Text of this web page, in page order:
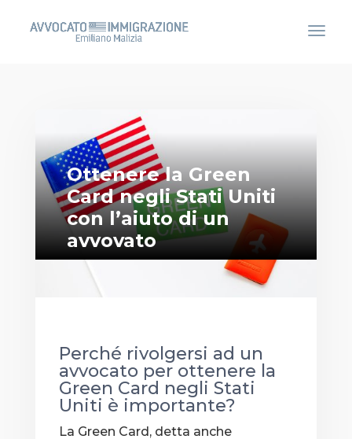
Ottenere la Green
Card negli Stati Uniti
con l’aiuto di un
avvovato
Perché rivolgersi ad un
avvocato per ottenere la
Green Card negli Stati
Uniti è importante?
La Green Card, detta anche